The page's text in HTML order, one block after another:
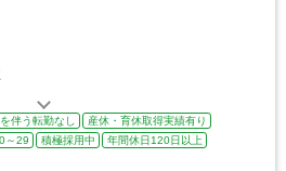
伴う転勤なし
産休・育休取得実績有り
～29 積極採用中
年間休日120日以上